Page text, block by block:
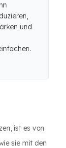
und
ist es von
sie mit den